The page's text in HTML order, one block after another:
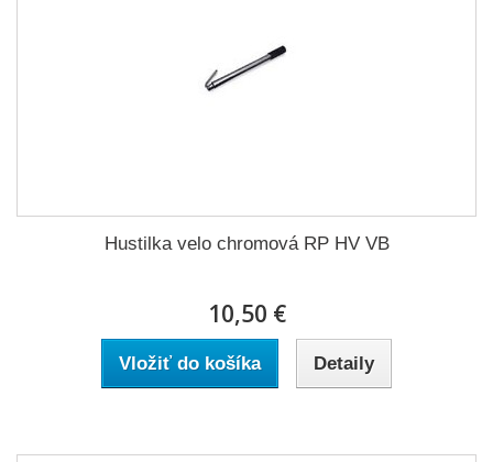
Hustilka velo chromová RP HV VB
10,50 €
Vložiť do košíka Detaily